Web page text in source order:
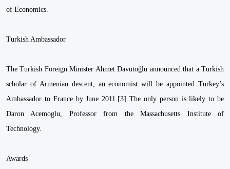
of Economics.
Turkish Ambassador
The Turkish Foreign Minister Ahmet Davutoğlu announced that a Turkish
scholar of Armenian descent, an economist will be appointed Turkey’s
Ambassador to France by June 2011.[3] The only person is likely to be
Daron Acemoglu, Professor from the Massachusetts Institute of
Technology.
Awards